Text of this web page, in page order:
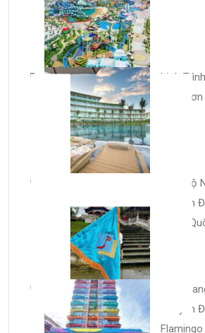
Lịch
Sầm
Trọn Bộ
Du Lịch
Trung
Cẩm
Chuyển